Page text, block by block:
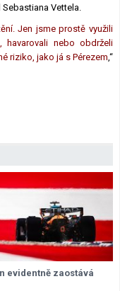
Vettela.
Jen jsme prostě využili
havarovali nebo obdrželi
riziko, jako já s Pérezem,“
evidentně zaostává